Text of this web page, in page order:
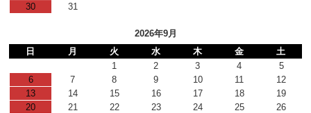
30
31
2026年9月
日
月 火 水 木 金
土
1
2 3 4
5
6
7 8 9 10 11
12
13
14 15 16 17 18
19
20
21 22 23 24 25
26